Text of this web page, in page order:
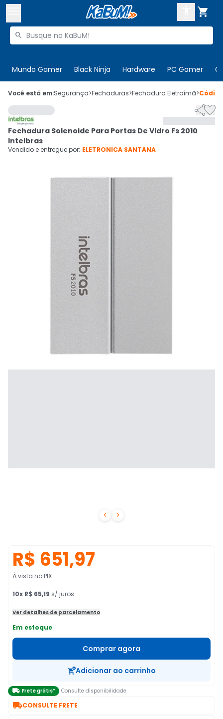

Buscar produtos

Mundo Gamer Black Ninja Hardware PC Gamer
 Olá. Acesse sua conta
 Departamentos
Cupons
Ativar tradutor em libras
CADASTRE-SE
Você está em:Segurança>Fechaduras>Fechadura Eletroímã>
 

Fechadura Solenoide Para Portas De Vidro Fs 2010
Intelbras
Vendido e entregue por: ELETRONICA SANTANA
R$ 651,97
À vista no PIX
10x R$ 65,19 s/ juros
Ver detalhes de parcelamento
Em estoque
Comprar agora
Adicionar ao carrinho
 Frete grátis* Consulte disponibilidade
CONSULTE FRETE